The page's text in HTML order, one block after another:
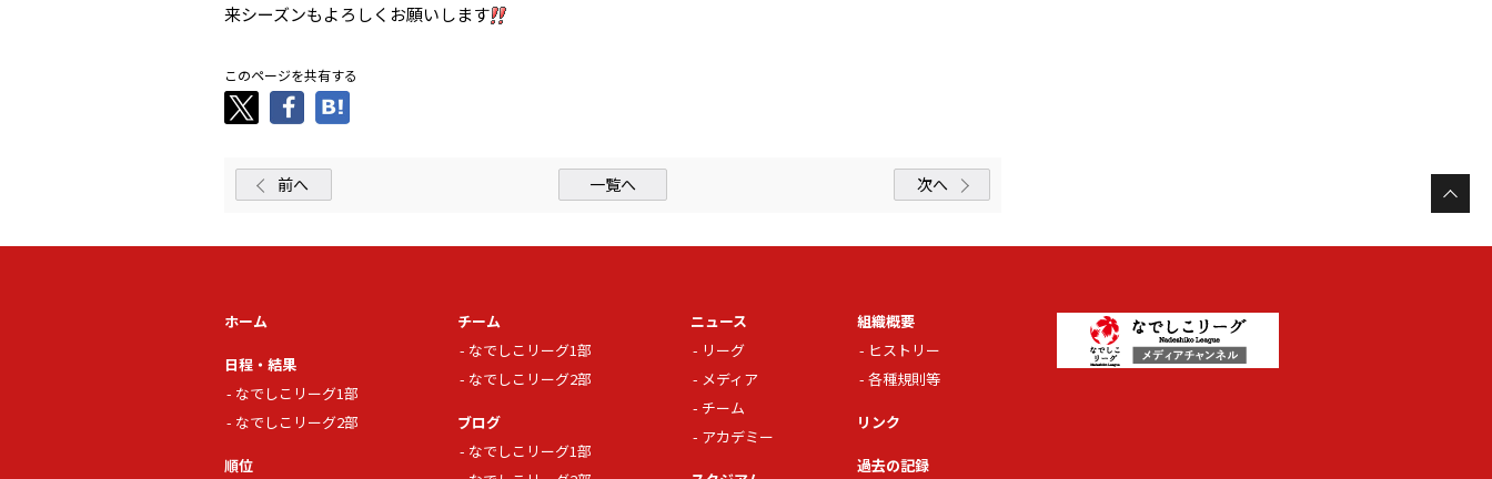
来シーズンもよろしくお願いします
このページを共有する
前へ 一覧へ 次へ
ホーム
日程・結果
なでしこリーグ1部
なでしこリーグ2部
順位
チーム
なでしこリーグ1部
なでしこリーグ2部
ブログ
なでしこリーグ1部
ニュース
リーグ
メディア
チーム
アカデミー
組織概要
ヒストリー
各種規則等
リンク
過去の記録